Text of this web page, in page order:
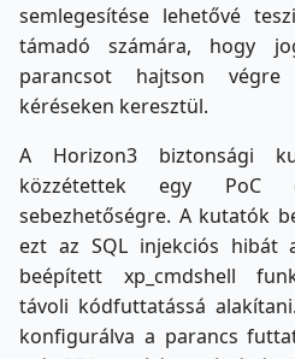
semlegesítése lehetővé
támadó számára, hogy
parancsot hajtson végre
kéréseken keresztül.
A Horizon3 biztonsági
közzétettek egy PoC
sebezhetőségre. A kutatók
ezt az SQL injekciós hibát
beépített xp_cmdshell
távoli kódfuttatássá
konfigurálva a parancs